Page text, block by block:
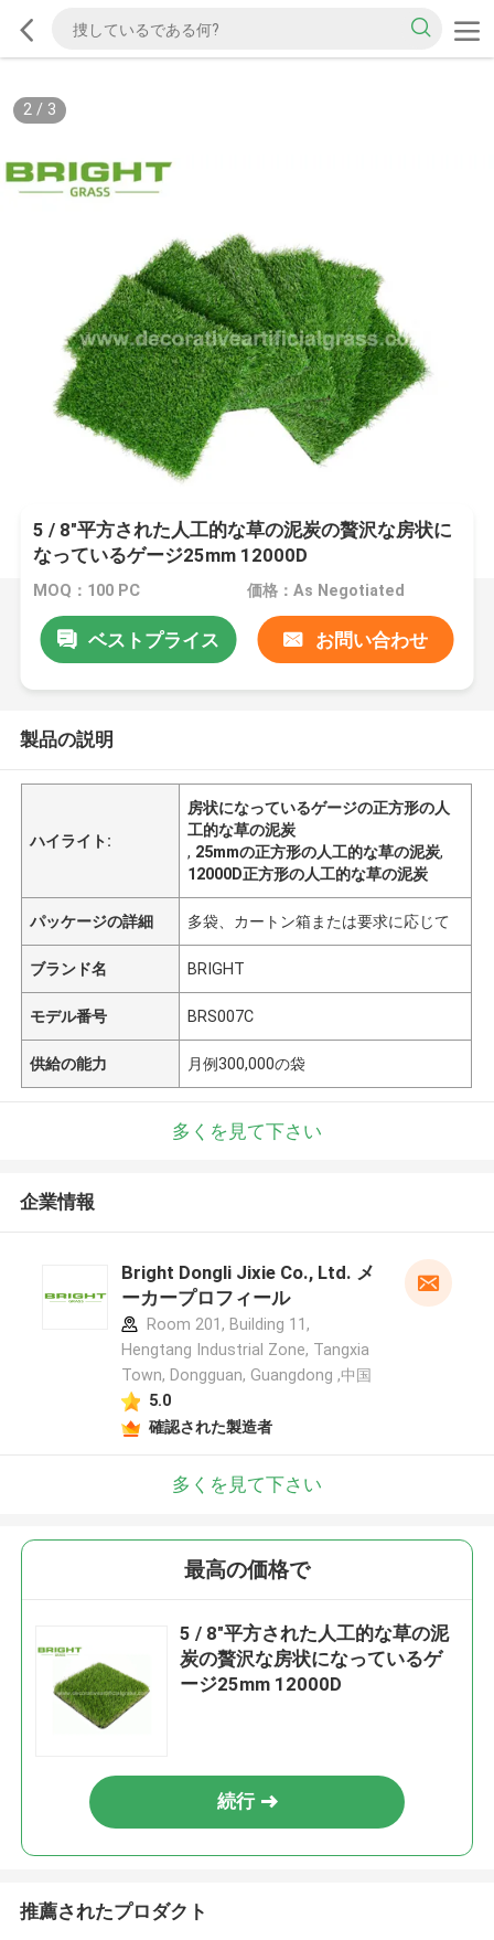
2/ 3
5 / 8"平方された人工的な草の泥炭の贅沢な房状に
なっているゲージ25mm 12000D
MOQ：100 PC 価格：As Negotiated
ベストプライス お問い合わせ
製品の説明
ハイライト:
房状になっているゲージの正方形の人
工的な草の泥炭
, 25mmの正方形の人工的な草の泥炭,
12000D正方形の人工的な草の泥炭
パッケージの詳細 多袋、カートン箱または要求に応じて
ブランド名 BRIGHT
モデル番号 BRS007C
供給の能力 月例300,000の袋
多くを見て下さい
企業情報
Bright Dongli Jixie Co., Ltd. メ
ーカープロフィール
Room 201, Building 11,
Hengtang Industrial Zone, Tangxia
Town, Dongguan, Guangdong ,中国
5.0
確認された製造者
多くを見て下さい
最高の価格で
5 / 8"平方された人工的な草の泥
炭の贅沢な房状になっているゲ
ージ25mm 12000D
続行
推薦されたプロダクト